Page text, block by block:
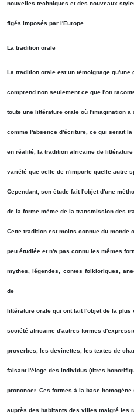
nouvelles techniques et des nouveaux
figés imposés par l'Europe.
La tradition orale
La tradition orale est un témoignage
comprend non seulement ce que l'on
toute une littérature orale où l'imagination
comme l'absence d'écriture, ce qui serait
en réalité, la tradition africaine de
variété que celle de n'importe quelle autre
Cependant, son étude fait l'objet d'une
de la forme même de la transmission des
Cette tradition est moins connue du
peu étudiée et n'a pas connu les mêmes
mythes, légendes, contes folkloriques,
de
littérature orale qui ont fait l'objet de la
société africaine d'autres formes
proverbes, les devinettes, les textes de
faisant l'éloge des individus (titres
prononcer. Ces formes à la base
auprès des habitants des villes malgré les